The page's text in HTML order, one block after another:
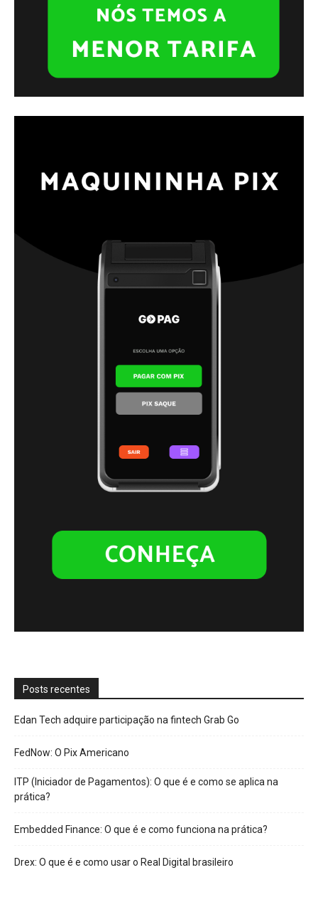
Posts recentes
Edan Tech adquire participação na fintech Grab Go
FedNow: O Pix Americano
ITP (Iniciador de Pagamentos): O que é e como se aplica na
prática?
Embedded Finance: O que é e como funciona na prática?
Drex: O que é e como usar o Real Digital brasileiro